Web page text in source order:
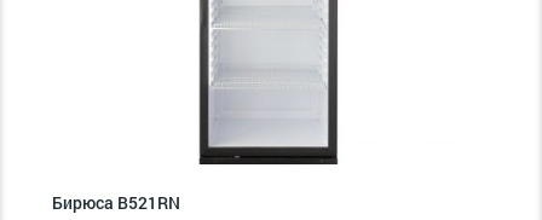
Бирюса B521RN